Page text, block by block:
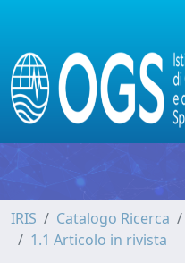
IRIS Catalogo Ricerca
1.1 Articolo in rivista